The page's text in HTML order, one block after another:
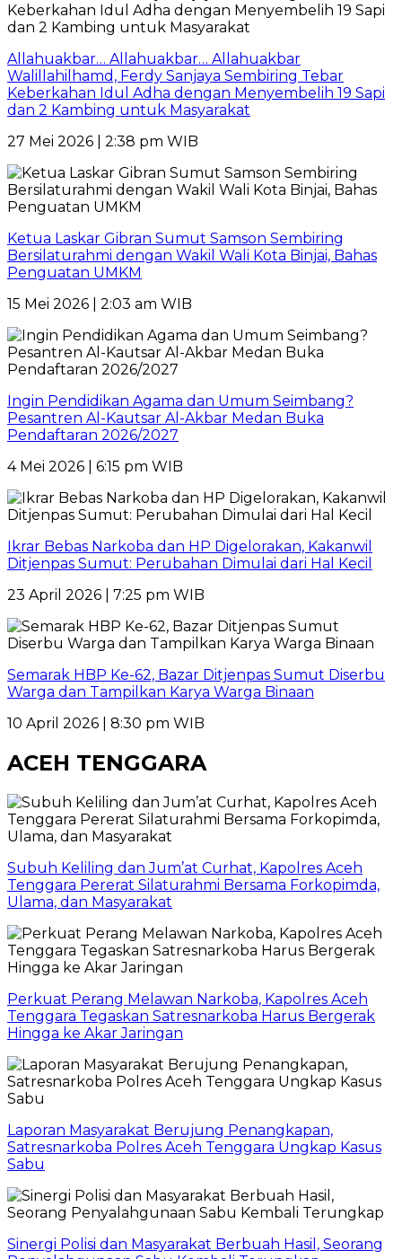
Allahuakbar… Allahuakbar… Allahuakbar
Walillahilhamd, Ferdy Sanjaya Sembiring Tebar
Keberkahan Idul Adha dengan Menyembelih 19 Sapi
dan 2 Kambing untuk Masyarakat
27 Mei 2026 | 2:38 pm WIB
Ketua Laskar Gibran Sumut Samson Sembiring
Bersilaturahmi dengan Wakil Wali Kota Binjai, Bahas
Penguatan UMKM
15 Mei 2026 | 2:03 am WIB
Ingin Pendidikan Agama dan Umum Seimbang?
Pesantren Al-Kautsar Al-Akbar Medan Buka
Pendaftaran 2026/2027
4 Mei 2026 | 6:15 pm WIB
Ikrar Bebas Narkoba dan HP Digelorakan, Kakanwil
Ditjenpas Sumut: Perubahan Dimulai dari Hal Kecil
23 April 2026 | 7:25 pm WIB
Semarak HBP Ke-62, Bazar Ditjenpas Sumut Diserbu
Warga dan Tampilkan Karya Warga Binaan
10 April 2026 | 8:30 pm WIB
ACEH TENGGARA
Subuh Keliling dan Jum’at Curhat, Kapolres Aceh
Tenggara Pererat Silaturahmi Bersama Forkopimda,
Ulama, dan Masyarakat
Perkuat Perang Melawan Narkoba, Kapolres Aceh
Tenggara Tegaskan Satresnarkoba Harus Bergerak
Hingga ke Akar Jaringan
Laporan Masyarakat Berujung Penangkapan,
Satresnarkoba Polres Aceh Tenggara Ungkap Kasus
Sabu
Sinergi Polisi dan Masyarakat Berbuah Hasil, Seorang